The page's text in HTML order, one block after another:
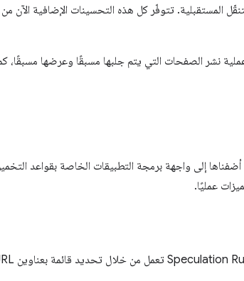
نشر الصفحات التي يتم جلبها مسبقًا وعرضها مسبقًا،
أضفناها إلى واجهة برمجة التطبيقات الخاصة بقواعد
عمليًا.